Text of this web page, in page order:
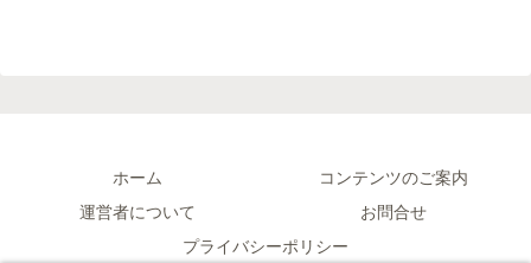
ホーム
コンテンツのご案内
運営者について
お問合せ
プライバシーポリシー